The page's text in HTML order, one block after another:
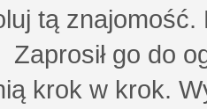
tą
Zaprosił go do
krok w krok.